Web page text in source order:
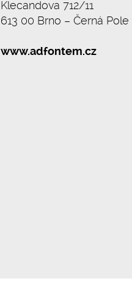
Klecandova 712/11
613 00 Brno – Černá Pole
www.adfontem.cz